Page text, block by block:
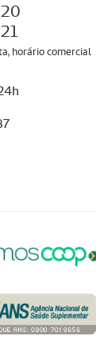
horário comercial